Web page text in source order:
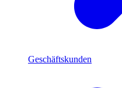
Geschäftskunden